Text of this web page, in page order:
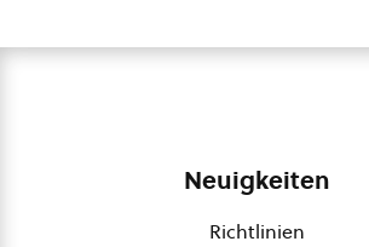
Neuigkeiten
Richtlinien